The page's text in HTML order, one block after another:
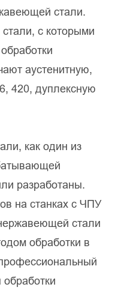
стали.
с которыми
аустенитную,
420, дуплексную
как один из
разработаны.
на станках с ЧПУ
стали
обработки в
обработки